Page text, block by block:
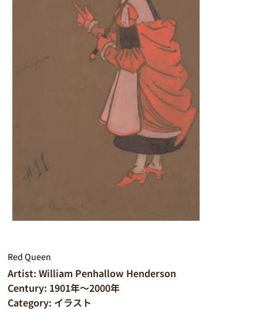
Red Queen
Artist: William Penhallow Henderson
Century: 1901年～2000年
Category: イラスト